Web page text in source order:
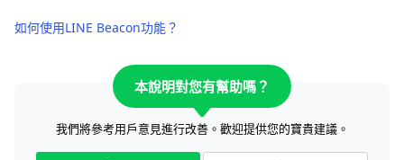
如何使用LINE Beacon功能？
本說明對您有幫助嗎？
我們將參考用戶意見進行改善。歡迎提供您的寶貴建議。